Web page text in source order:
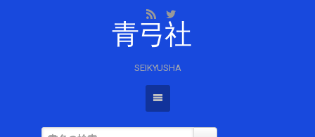
青弓社
SEIKYUSHA